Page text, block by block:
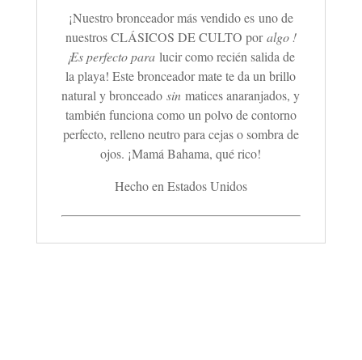
¡Nuestro bronceador más vendido es uno de
nuestros CLÁSICOS DE CULTO poralgo !
¡Es perfecto paralucir como recién salida de
la playa! Este bronceador mate te da un brillo
natural y bronceadosin matices anaranjados, y
también funciona como un polvo de contorno
perfecto, relleno neutro para cejas o sombra de
ojos. ¡Mamá Bahama, qué rico!
Hecho en Estados Unidos